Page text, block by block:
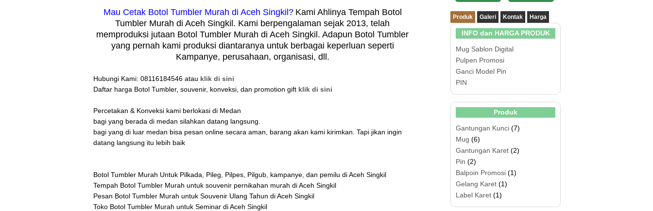
Mau Cetak Botol Tumbler Murah di Aceh Singkil? Kami Ahlinya Tempah Botol
Tumbler Murah di Aceh Singkil. Kami berpengalaman sejak 2013, telah
memproduksi jutaan Botol Tumbler Murah di Aceh Singkil. Adapun Botol Tumbler
yang pernah kami produksi diantaranya untuk berbagai keperluan seperti
Kampanye, perusahaan, organisasi, dll.
Hubungi Kami: 08116184546 atau klik di sini
Daftar harga Botol Tumbler, souvenir, konveksi, dan promotion gift klik di sini
Percetakan & Konveksi kami berlokasi di Medan
bagi yang berada di medan silahkan datang langsung.
bagi yang di luar medan bisa pesan online secara aman, barang akan kami kirimkan. Tapi jikan ingin
datang langsung itu lebih baik
Botol Tumbler Murah Untuk Pilkada, Pileg, Pilpes, Pilgub, kampanye, dan pemilu di Aceh Singkil
Tempah Botol Tumbler Murah untuk souvenir pernikahan murah di Aceh Singkil
Pesan Botol Tumbler Murah untuk Souvenir Ulang Tahun di Aceh Singkil
Toko Botol Tumbler Murah untuk Seminar di Aceh Singkil
Produk Galeri Kontak Harga
INFO dan HARGA PRODUK
Mug Sablon Digital
Pulpen Promosi
Ganci Model Pin
PIN
Produk
Gantungan Kunci (7)
Mug (6)
Gantungan Karet (2)
Pin (2)
Balpoin Promosi (1)
Gelang Karet (1)
Label Karet (1)